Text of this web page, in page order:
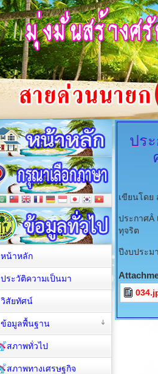
ปร
เขียนโดย
ประกาศÂ
ทุจริต
ปีงบประม
หน้าหลัก
ประวัติความเป็นมา
วิสัยทัศน์
ข้อมูลพื้นฐาน
สภาพทั่วไป
สภาพทางเศรษฐกิจ